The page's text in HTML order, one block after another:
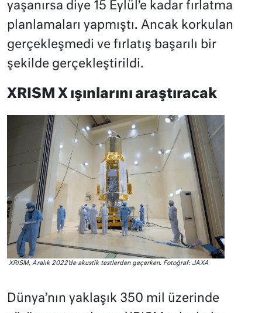
yaşanırsa diye 15 Eylül’e kadar fırlatma
planlamaları yapmıştı. Ancak korkulan
gerçekleşmedi ve fırlatış başarılı bir
şekilde gerçekleştirildi.
XRISM X ışınlarını araştıracak
XRISM, Aralık 2022’de akustik testlerden geçerken. Fotoğraf: JAXA
Dünya’nın yaklaşık 350 mil üzerinde